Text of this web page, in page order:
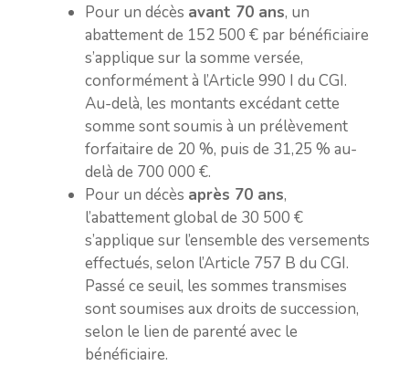
Pour un décès avant 70 ans, un
abattement de 152 500 € par bénéficiaire
s’applique sur la somme versée,
conformément à l’Article 990 I du CGI.
Au-delà, les montants excédant cette
somme sont soumis à un prélèvement
forfaitaire de 20 %, puis de 31,25 % au-
delà de 700 000 €.
Pour un décès après 70 ans,
l’abattement global de 30 500 €
s’applique sur l’ensemble des versements
effectués, selon l’Article 757 B du CGI.
Passé ce seuil, les sommes transmises
sont soumises aux droits de succession,
selon le lien de parenté avec le
bénéficiaire.